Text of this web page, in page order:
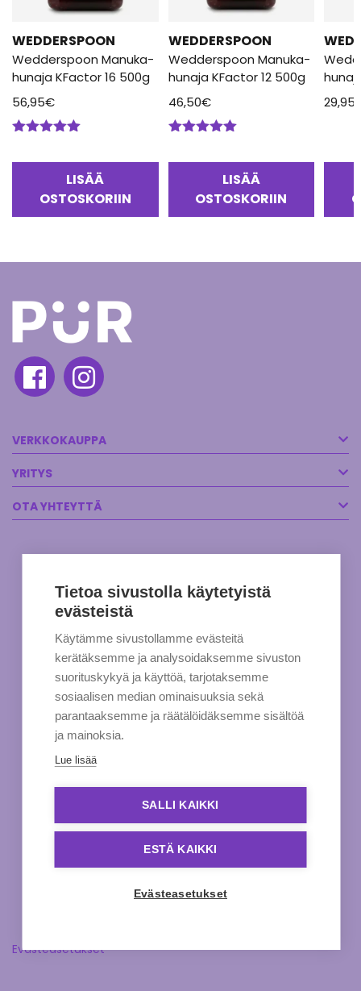
WEDDERSPOON
Wedderspoon Manuka-
hunaja KFactor 16 500g
56,95€
LISÄÄ
OSTOSKORIIN
WEDDERSPOON
Wedderspoon Manuka-
hunaja KFactor 12 500g
46,50€
LISÄÄ
OSTOSKORIIN
29,95
VERKKOKAUPPA
YRITYS
OTA YHTEYTTÄ
Evästeasetukset
Tietoa sivustolla käytetyistä
evästeistä
Käytämme sivustollamme evästeitä
kerätäksemme ja analysoidaksemme sivuston
suorituskykyä ja käyttöä, tarjotaksemme
sosiaalisen median ominaisuuksia sekä
parantaaksemme ja räätälöidäksemme sisältöä
ja mainoksia.
Lue lisää
SALLI KAIKKI
ESTÄ KAIKKI
Evästeasetukset